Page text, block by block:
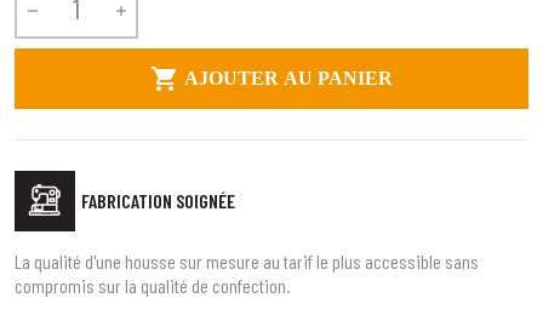
 
 AJOUTER AU PANIER
FABRICATION SOIGNÉE
La qualité d'une housse sur mesure au tarif le plus accessible sans
compromis sur la qualité de confection.